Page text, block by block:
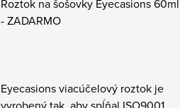
Roztok na šošovky Eyecasions 60ml
- ZADARMO
Eyecasions viacúčelový roztok je